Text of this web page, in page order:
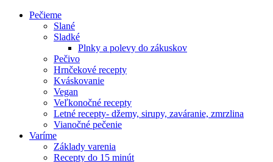
Pečieme
Slané
Sladké
Plnky a polevy do zákuskov
Pečivo
Hrnčekové recepty
Kváskovanie
Vegan
Veľkonočné recepty
Letné recepty- džemy, sirupy, zaváranie, zmrzlina
Vianočné pečenie
Varíme
Základy varenia
Recepty do 15 minút